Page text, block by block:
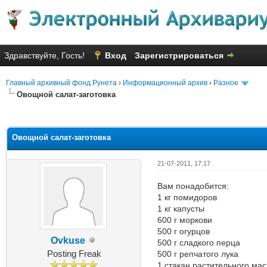
Здравствуйте, Гость! Вход Зарегистрироваться
Главный архивный фонд Рунета › Информационный архив › Разное
Овощной салат-заготовка
Овощной салат-заготовка
Ovkuse
Posting Freak
21-07-2011, 17:17
Вам понадобится:
1 кг помидоров
1 кг капусты
600 г моркови
500 г огурцов
500 г сладкого перца
500 г репчатого лука